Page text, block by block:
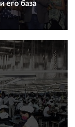
его база